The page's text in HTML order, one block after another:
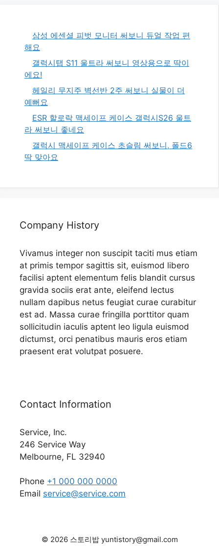
삼성 에센셜 피벗 모니터 써보니 듀얼 작업 편
해요
갤럭시탭 S11 울트라 써보니 영상용으로 딱이
에요!
헤일리 무지주 벽선반 2주 써보니 실물이 더
예뻐요
ESR 할로락 맥세이프 케이스 갤럭시S26 울트
라 써보니 좋네요
갤럭시 맥세이프 케이스 초슬림 써보니, 폴드6
딱 맞아요
Company History
Vivamus integer non suscipit taciti mus etiam
at primis tempor sagittis sit, euismod libero
facilisi aptent elementum felis blandit cursus
gravida sociis erat ante, eleifend lectus
nullam dapibus netus feugiat curae curabitur
est ad. Massa curae fringilla porttitor quam
sollicitudin iaculis aptent leo ligula euismod
dictumst, orci penatibus mauris eros etiam
praesent erat volutpat posuere.
Contact Information
Service, Inc.
246 Service Way
Melbourne, FL 32940
Phone +1 000 000 0000
Email service@service.com
© 2026 스토리밥 yuntistory@gmail.com